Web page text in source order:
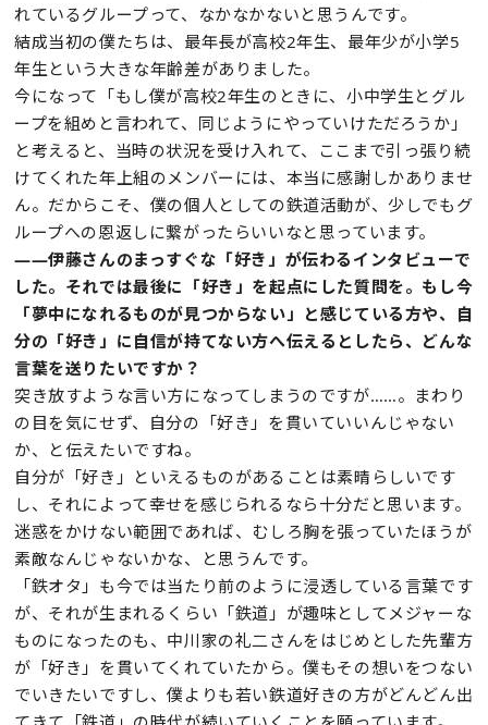
れているグループって、なかなかないと思うんです。
結成当初の僕たちは、最年長が高校2年生、最年少が小学5
年生という大きな年齢差がありました。
今になって「もし僕が高校2年生のときに、小中学生とグル
ープを組めと言われて、同じようにやっていけただろうか」
と考えると、当時の状況を受け入れて、ここまで引っ張り続
けてくれた年上組のメンバーには、本当に感謝しかありませ
ん。だからこそ、僕の個人としての鉄道活動が、少しでもグ
ループへの恩返しに繋がったらいいなと思っています。
——伊藤さんのまっすぐな「好き」が伝わるインタビューで
した。それでは最後に「好き」を起点にした質問を。もし今
「夢中になれるものが⾒つからない」と感じている⽅や、⾃
分の「好き」に⾃信が持てない⽅へ伝えるとしたら、どんな
言葉を送りたいですか？
突き放すような言い方になってしまうのですが……。まわり
の目を気にせず、自分の「好き」を貫いていいんじゃない
か、と伝えたいですね。
自分が「好き」といえるものがあることは素晴らしいです
し、それによって幸せを感じられるなら十分だと思います。
迷惑をかけない範囲であれば、むしろ胸を張っていたほうが
素敵なんじゃないかな、と思うんです。
「鉄オタ」も今では当たり前のように浸透している言葉です
が、それが生まれるくらい「鉄道」が趣味としてメジャーな
ものになったのも、中川家の礼二さんをはじめとした先輩方
が「好き」を貫いてくれていたから。僕もその想いをつない
でいきたいですし、僕よりも若い鉄道好きの方がどんどん出